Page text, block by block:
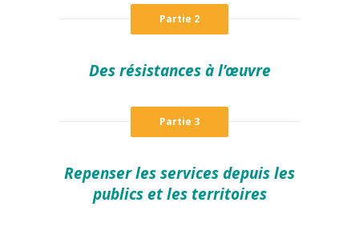
Partie 2
Des résistances à l’œuvre
Partie 3
Repenser les services depuis les
publics et les territoires